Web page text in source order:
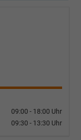
09:00 - 18:00 Uhr
09:30 - 13:30 Uhr